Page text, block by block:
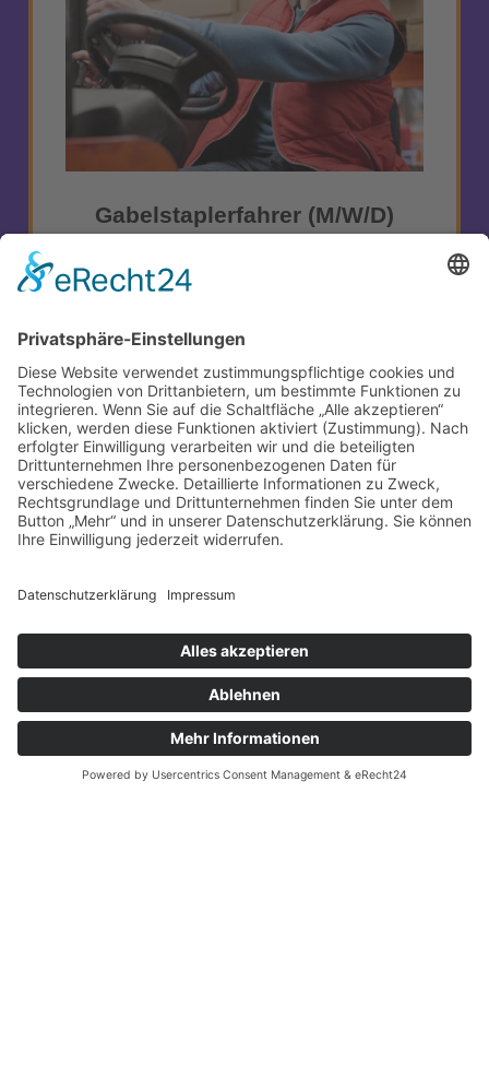
Gabelstaplerfahrer (m/w/d)
unseres Teams in Schönefeld
ZUM STELLENANGEBOT
Schreibe einen Kommentar
Deine E-Mail-Adresse wird nicht veröffentlicht.